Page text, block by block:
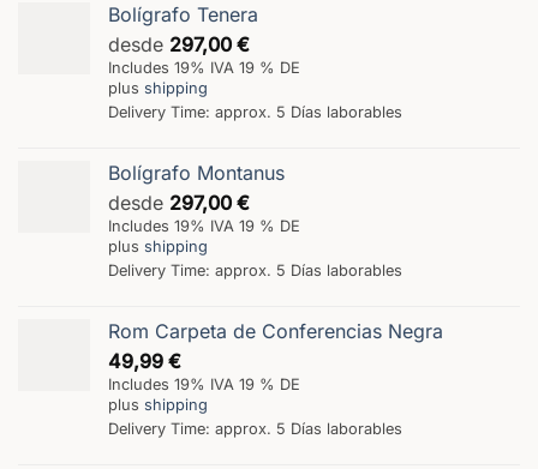
Bolígrafo Tenera
desde 297,00 €
Includes 19% IVA 19 % DE
plus shipping
Delivery Time: approx. 5 Días laborables
Bolígrafo Montanus
desde 297,00 €
Includes 19% IVA 19 % DE
plus shipping
Delivery Time: approx. 5 Días laborables
Rom Carpeta de Conferencias Negra
49,99 €
Includes 19% IVA 19 % DE
plus shipping
Delivery Time: approx. 5 Días laborables